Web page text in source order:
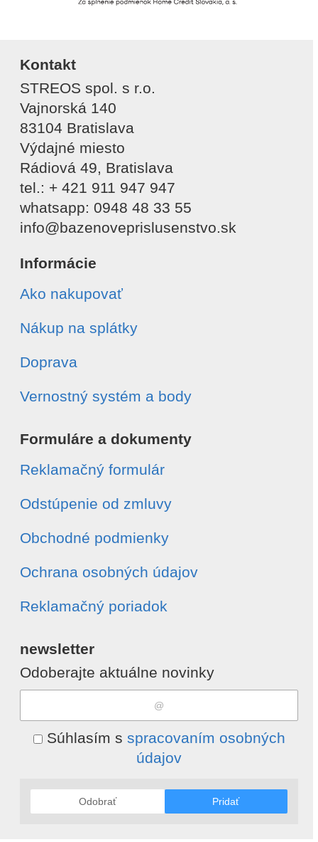
Kontakt
STREOS spol. s r.o.
Vajnorská 140
83104 Bratislava
Výdajné miesto
Rádiová 49, Bratislava
tel.: + 421 911 947 947
whatsapp: 0948 48 33 55
info@bazenoveprislusenstvo.sk
Informácie
Ako nakupovať
Nákup na splátky
Doprava
Vernostný systém a body
Formuláre a dokumenty
Reklamačný formulár
Odstúpenie od zmluvy
Obchodné podmienky
Ochrana osobných údajov
Reklamačný poriadok
newsletter
Odoberajte aktuálne novinky
Súhlasím s spracovaním osobných
údajov
Odobrať Pridať